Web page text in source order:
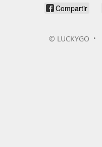
Compartir
© LUCKYGO